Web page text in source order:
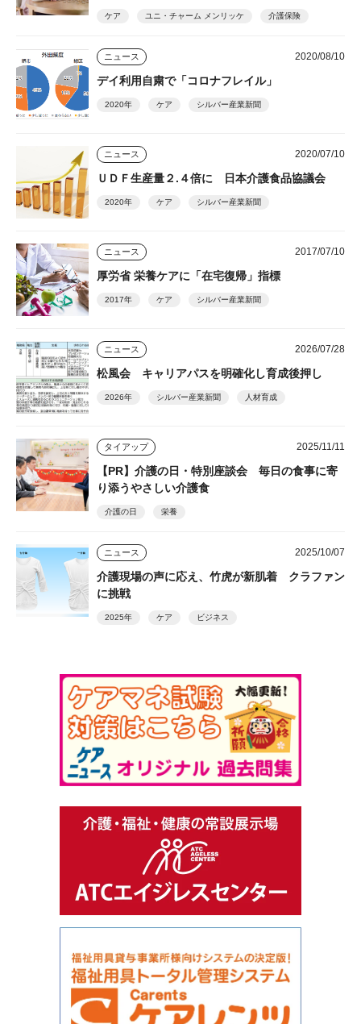
ケア ユニ・チャーム メンリッケ 介護保険
ニュース 2020/08/10
デイ利用自粛で「コロナフレイル」
2020年 ケア シルバー産業新聞
ニュース 2020/07/10
ＵＤＦ生産量２.４倍に 日本介護食品協議会
2020年 ケア シルバー産業新聞
ニュース 2017/07/10
厚労省 栄養ケアに「在宅復帰」指標
2017年 ケア シルバー産業新聞
ニュース 2026/07/28
松風会 キャリアパスを明確化し育成後押し
2026年 シルバー産業新聞 人材育成
タイアップ 2025/11/11
【PR】介護の日・特別座談会 毎日の食事に寄
り添うやさしい介護食
介護の日 栄養
ニュース 2025/10/07
介護現場の声に応え、竹虎が新肌着 クラファン
に挑戦
2025年 ケア ビジネス